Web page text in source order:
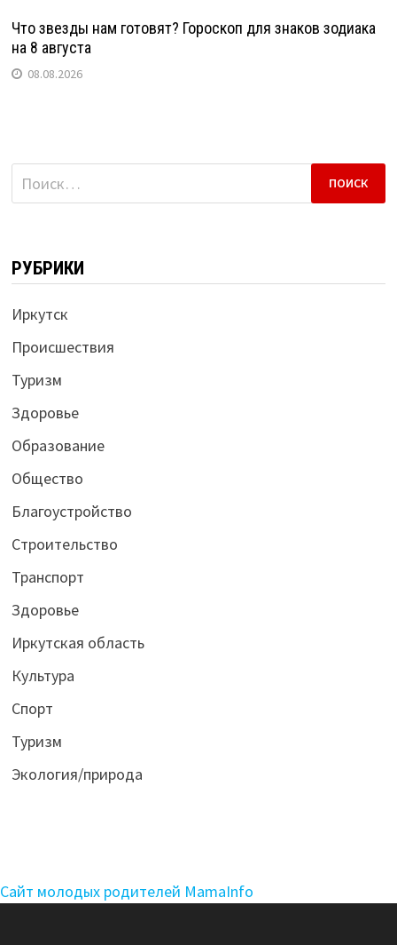
Что звезды нам готовят? Гороскоп для знаков зодиака
на 8 августа
08.08.2026
Найти:
РУБРИКИ
Иркутск
Происшествия
Туризм
Здоровье
Образование
Общество
Благоустройство
Строительство
Транспорт
Здоровье
Иркутская область
Культура
Спорт
Туризм
Экология/природа
Сайт молодых родителей MamaInfo